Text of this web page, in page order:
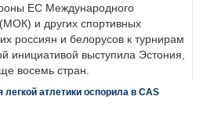
ЕС Международного
и других спортивных
россиян и белорусов к турнирам
инициативой выступила Эстония,
восемь стран.
атлетики оспорила в CAS